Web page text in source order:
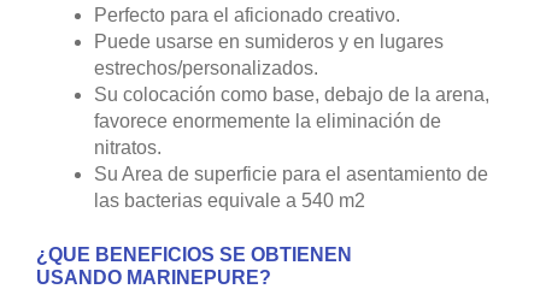
Perfecto para el aficionado creativo.
Puede usarse en sumideros y en lugares
estrechos/personalizados.
Su colocación como base, debajo de la arena,
favorece enormemente la eliminación de
nitratos.
Su Area de superficie para el asentamiento de
las bacterias equivale a 540 m2
¿QUE BENEFICIOS SE OBTIENEN
USANDO MARINEPURE?